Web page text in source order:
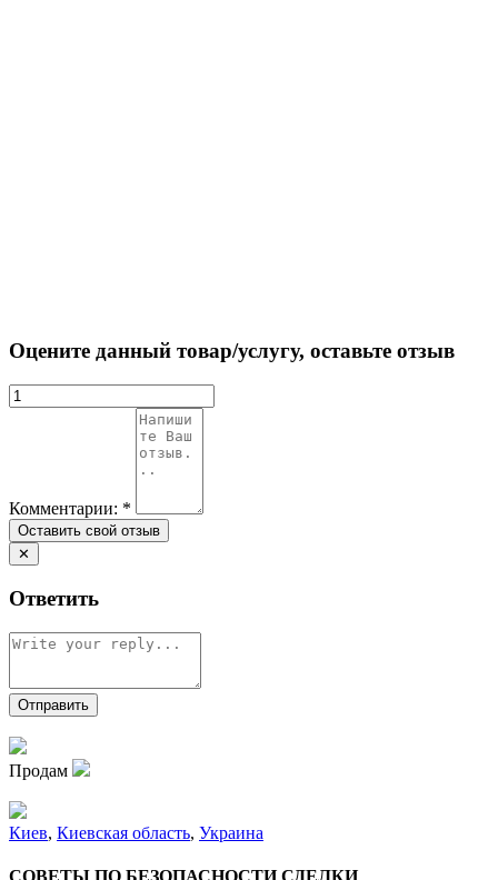
Оцените данный товар/услугу, оставьте отзыв
Комментарии: *
✕
Ответить
Продам
Киев, Киевская область, Украина
СОВЕТЫ ПО БЕЗОПАСНОСТИ СДЕЛКИ